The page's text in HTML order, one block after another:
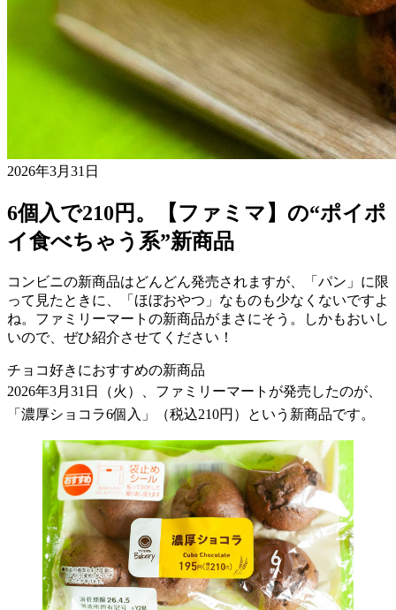
2026年3月31日
6個入で210円。【ファミマ】の“ポイポ
イ食べちゃう系”新商品
コンビニの新商品はどんどん発売されますが、「パン」に限
って見たときに、「ほぼおやつ」なものも少なくないですよ
ね。ファミリーマートの新商品がまさにそう。しかもおいし
いので、ぜひ紹介させてください！
チョコ好きにおすすめの新商品
2026年3月 31 日（火）、ファミリーマートが発売したのが、
「濃厚ショコラ6個入」（税込210円）という新商品です。